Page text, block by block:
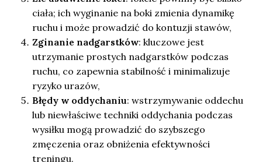
ciała; ich wyginanie na boki zmienia dynamikę
ruchu i może prowadzić do kontuzji stawów,
Zginanie nadgarstków: kluczowe jest
utrzymanie prostych nadgarstków podczas
ruchu, co zapewnia stabilność i minimalizuje
ryzyko urazów,
Błędy w oddychaniu: wstrzymywanie oddechu
lub niewłaściwe techniki oddychania podczas
wysiłku mogą prowadzić do szybszego
zmęczenia oraz obniżenia efektywności
treningu.